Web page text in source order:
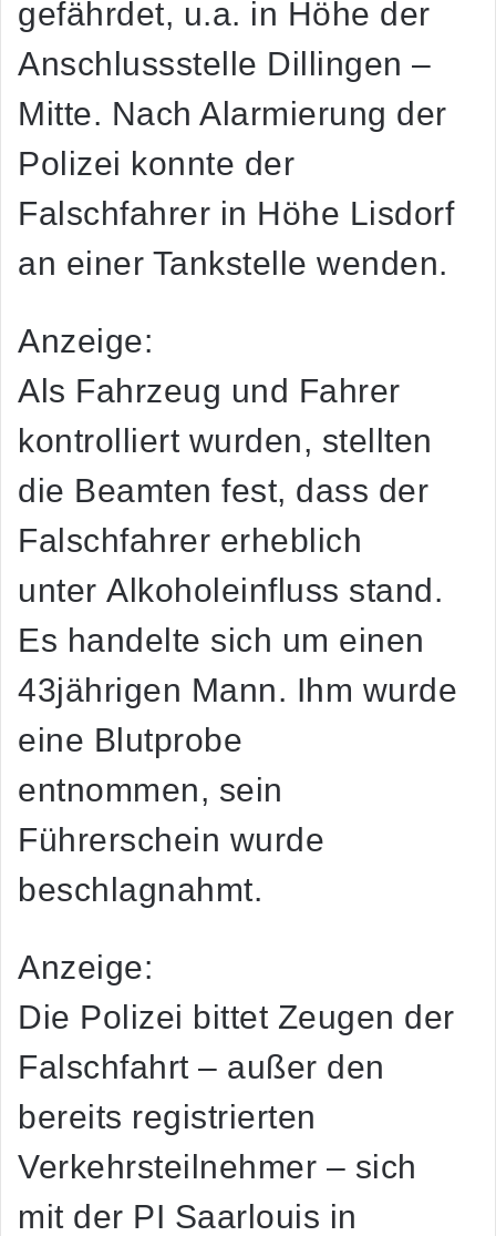
gefährdet, u.a. in Höhe der
Anschlussstelle Dillingen –
Mitte. Nach Alarmierung der
Polizei konnte der
Falschfahrer in Höhe Lisdorf
an einer Tankstelle wenden.
Anzeige:
Als Fahrzeug und Fahrer
kontrolliert wurden, stellten
die Beamten fest, dass der
Falschfahrer erheblich
unter Alkoholeinfluss stand.
Es handelte sich um einen
43jährigen Mann. Ihm wurde
eine Blutprobe
entnommen, sein
Führerschein wurde
beschlagnahmt.
Anzeige:
Die Polizei bittet Zeugen der
Falschfahrt – außer den
bereits registrierten
Verkehrsteilnehmer – sich
mit der PI Saarlouis in